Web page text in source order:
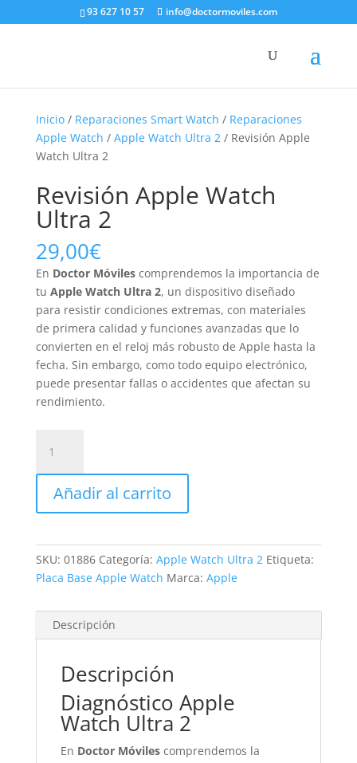
93 627 10 57 info@doctormoviles.com
Inicio/ Reparaciones Smart Watch / Reparaciones
Apple Watch / Apple Watch Ultra 2/ Revisión Apple
Watch Ultra 2
Revisión Apple Watch
Ultra 2
29,00€
En Doctor Móvilescomprendemos la importancia de
tu Apple Watch Ultra 2, un dispositivo diseñado
para resistir condiciones extremas, con materiales
de primera calidad y funciones avanzadas que lo
convierten en el reloj más robusto de Apple hasta la
fecha. Sin embargo, como todo equipo electrónico,
puede presentar fallas o accidentes que afectan su
rendimiento.
Apple
Watch
Ultra
2
Añadir al carrito
SKU: 01886 Categoría: Apple Watch Ultra 2 Etiqueta:
Placa Base Apple Watch Marca: Apple
Descripción
Descripción
Diagnóstico Apple
Watch Ultra 2
En Doctor Móvilescomprendemos la